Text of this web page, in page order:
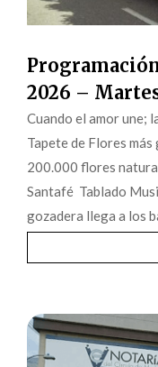
2026 –
Cuando el amor une;
Tapete de Flores más
200.000 flores
Santafé Tablado
gozadera llega a los